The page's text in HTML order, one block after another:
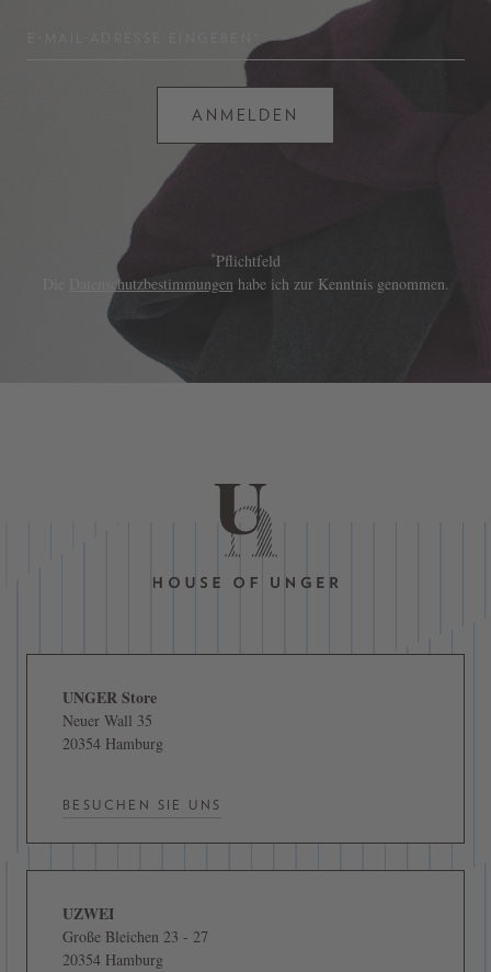
ANMELDEN
*Pflichtfeld
Datenschutzbestimmungen habe ich zur Kenntnis genommen.
UNGER Store
Neuer Wall 35
20354 Hamburg
BESUCHEN SIE UNS
UZWEI
Große Bleichen 23 - 27
20354 Hamburg